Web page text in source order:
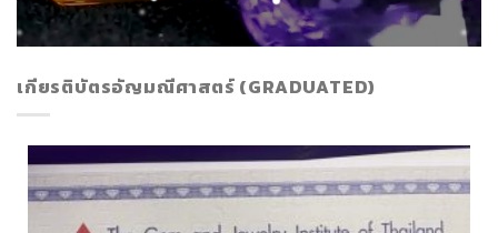
เกียรติบัตรอัญมณีศาสตร์ (GRADUATED)